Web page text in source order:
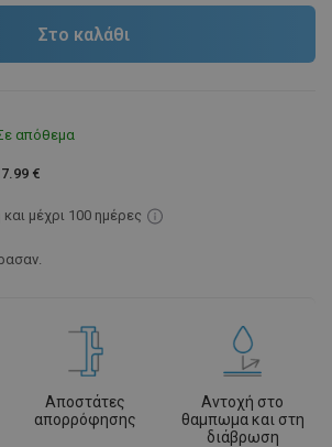
Στο καλάθι
απόθεμα
€
μέχρι 100 ημέρες
Αποστάτες
απορρόφησης
Αντοχή στο
θαμπωμα και στη
διάβρωση